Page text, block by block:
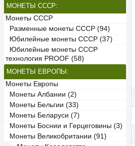
МОНЕТЫ СССР:
Монеты СССР
Разменные монеты СССР (94)
Юбилейные монеты СССР (37)
Юбилейные монеты СССР
технология PROOF (58)
МОНЕТЫ ЕВРОПЫ:
Монеты Европы
Монеты Албании (2)
Монеты Бельгии (33)
Монеты Беларуси (7)
Монеты Боснии и Герцеговины (3)
Монеты Великобритании (91)